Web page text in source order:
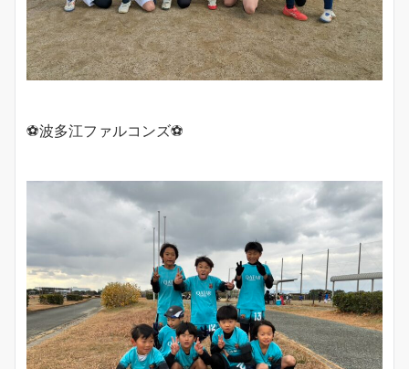
⚽️波多江ファルコンズ⚽️